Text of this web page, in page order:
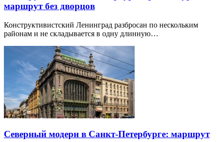
маршрут без дворцов
Конструктивистский Ленинград разбросан по нескольким
районам и не складывается в одну длинную…
Северный модерн в Санкт-Петербурге: маршрут